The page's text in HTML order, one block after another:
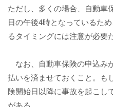
ただし、多くの場合、自動車
日の午後4時となっているた
るタイミングには注意が必要だ
なお、自動車保険の申込み
払いを済ませておくこと。も
険開始日以降に事故を起こし
がある。